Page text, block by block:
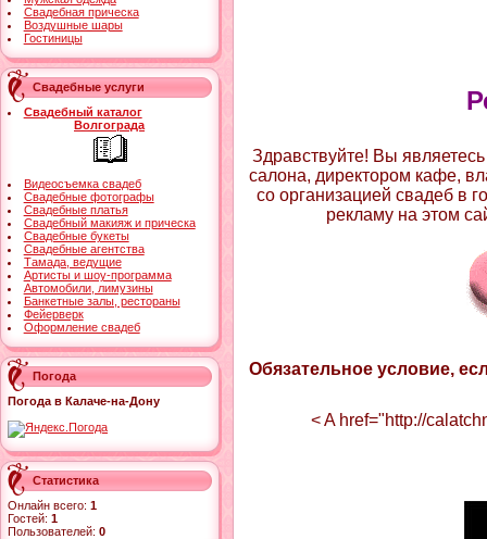
Свадебная прическа
Воздушные шары
Гостиницы
Свадебные услуги
Свадебный каталог
Волгограда
Видеосъемка свадеб
Свадебные фотографы
Свадебные платья
Свадебный макияж и прическа
Свадебные букеты
Свадебные агентства
Тамада, ведущие
Артисты и шоу-программа
Автомобили, лимузины
Банкетные залы, рестораны
Фейерверк
Оформление свадеб
Погода
Погода в Калаче-на-Дону
Статистика
Онлайн всего: 1
Гостей: 1
Пользователей: 0
Здравствуйте! Вы
салона, директором кафе,
со организацией свадеб в
рекламу на этом
Обязательное условие,
< A href="http://